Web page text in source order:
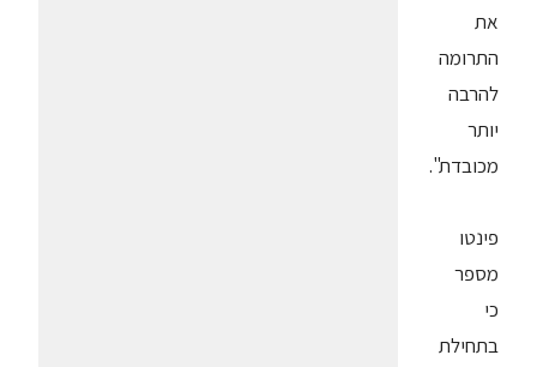
את
התרומה
להרבה
יותר
מכובדת".
פינטו
מספר
כי
בתחילת